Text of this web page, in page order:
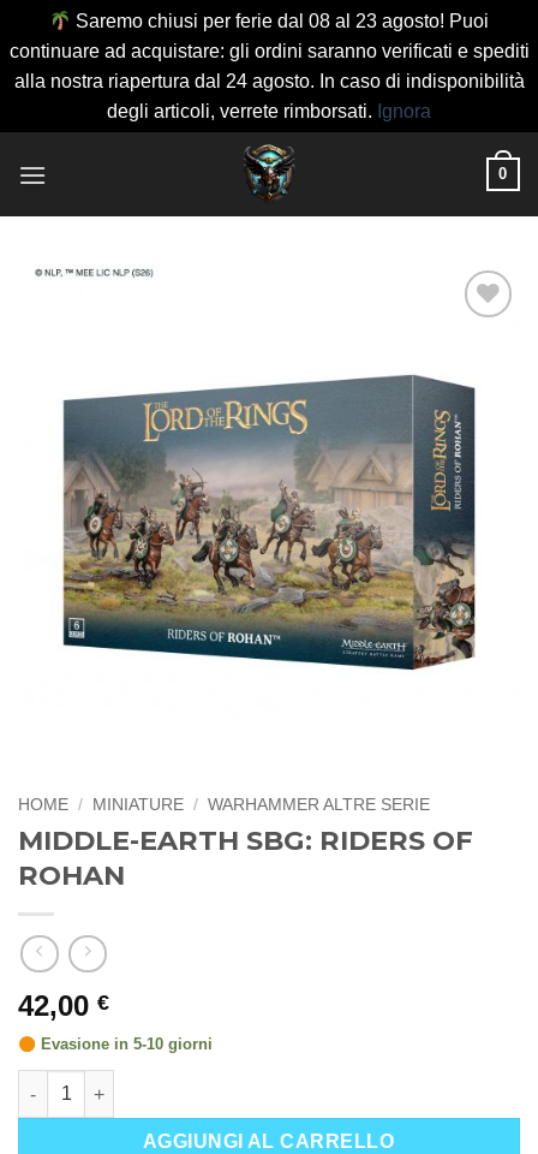
Saremo chiusi per ferie dal 08 al 23 agosto! Puoi
continuare ad acquistare: gli ordini saranno verificati e spediti
alla nostra riapertura dal 24 agosto. In caso di indisponibilità
degli articoli, verrete rimborsati. Ignora
0
dei
desideri
HOME / MINIATURE / WARHAMMER ALTRE SERIE
MIDDLE-EARTH SBG: RIDERS OF
ROHAN
42,00 €
Evasione in 5-10 giorni
MIDDLE-EARTH SBG: RIDERS OF ROHAN quantità
AGGIUNGI AL CARRELLO